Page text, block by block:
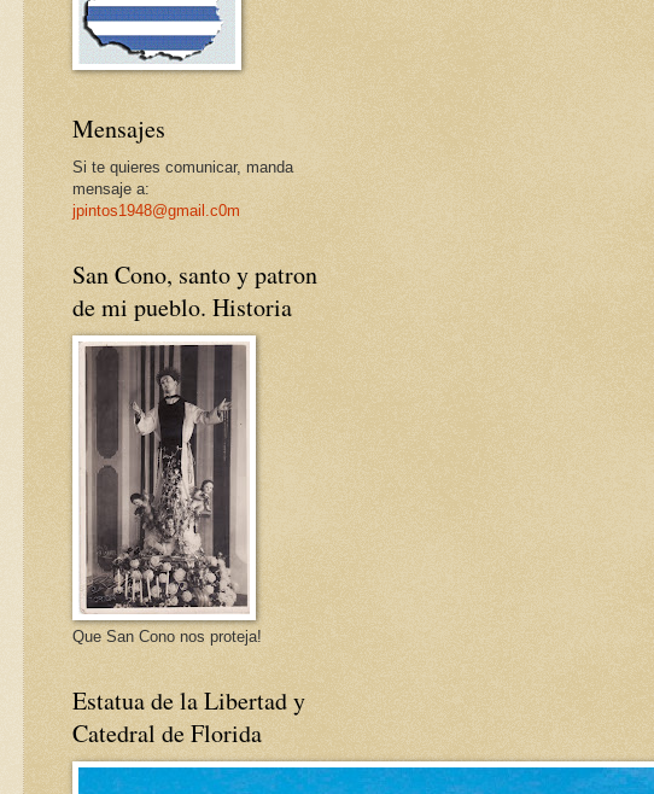
Mensajes
Si te quieres comunicar, manda
mensaje a:
jpintos1948@gmail.c0m
San Cono, santo y patron
de mi pueblo. Historia
Que San Cono nos proteja!
Estatua de la Libertad y
Catedral de Florida